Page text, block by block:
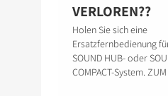
VERLOREN??
Holen Sie sich eine
Ersatzfernbedienung
SOUND HUB- oder
COMPACT-System.